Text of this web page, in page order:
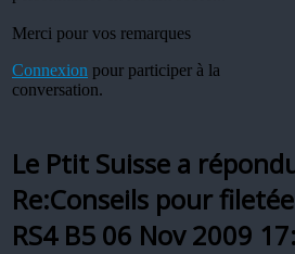
Merci pour vos remarques
Connexion pour participer à la
conversation.
Le Ptit Suisse a
Re:Conseils pour
RS4 B5 06 Nov 2009